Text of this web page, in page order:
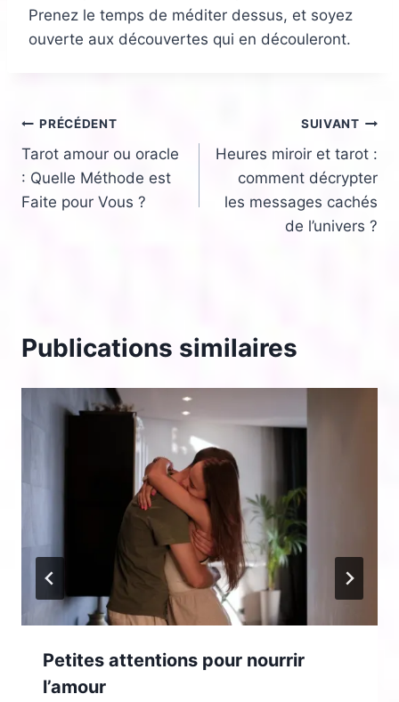
Prenez le temps de méditer dessus, et soyez
ouverte aux découvertes qui en découleront.
Navigation
de
l’article
PRÉCÉDENT
Tarot amour ou oracle
: Quelle Méthode est
Faite pour Vous ?
SUIVANT
Heures miroir et tarot :
comment décrypter
les messages cachés
de l’univers ?
Publications similaires
Petites attentions pour nourrir
l’amour